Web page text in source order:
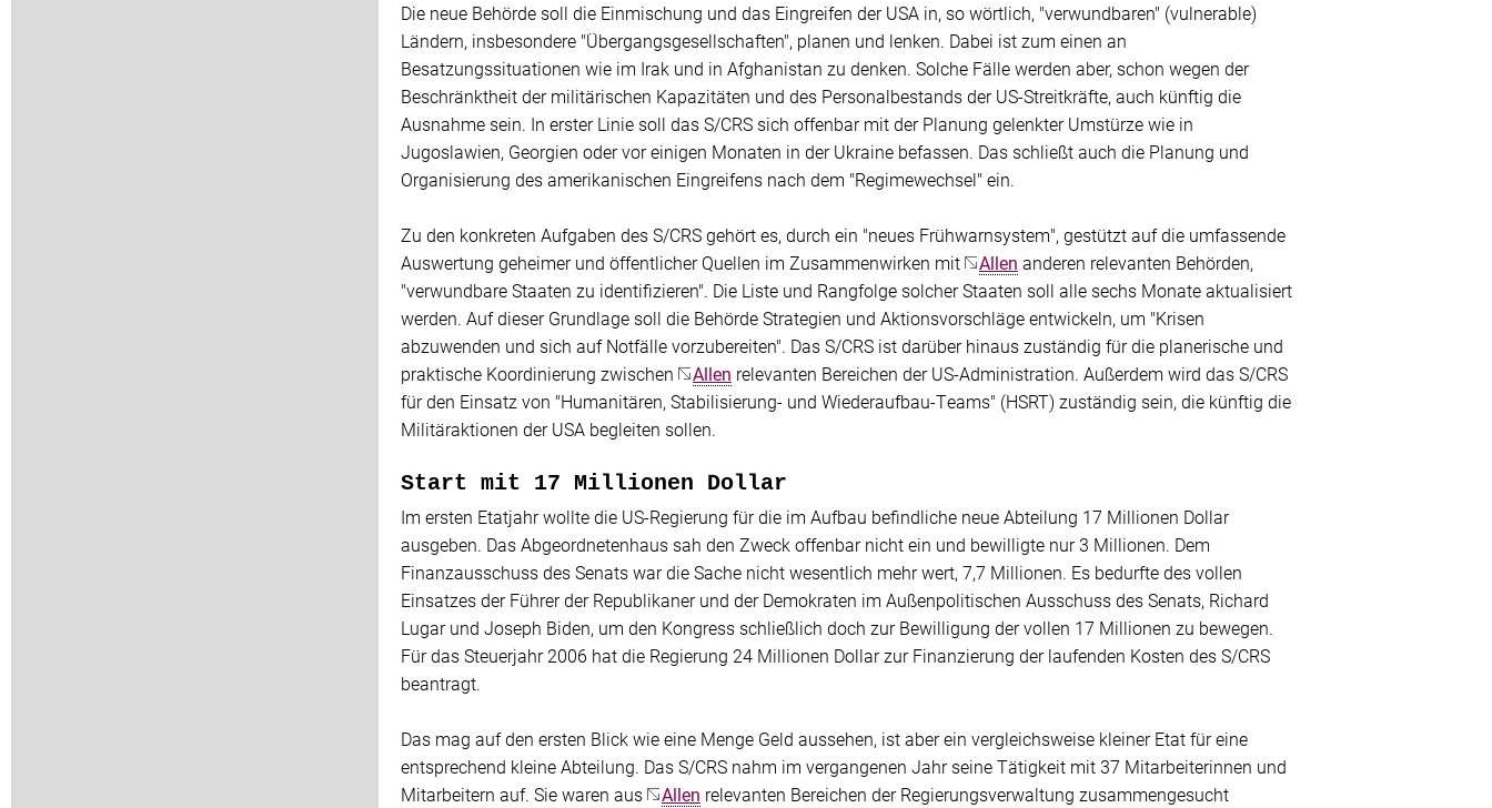
Die neue Behörde soll die Einmischung und das Eingreifen der USA in, so wörtlich, "verwundbaren" (vulnerable)
Ländern, insbesondere "Übergangsgesellschaften", planen und lenken. Dabei ist zum einen an
Besatzungssituationen wie im Irak und in Afghanistan zu denken. Solche Fälle werden aber, schon wegen der
Beschränktheit der militärischen Kapazitäten und des Personalbestands der US-Streitkräfte, auch künftig die
Ausnahme sein. In erster Linie soll das S/CRS sich offenbar mit der Planung gelenkter Umstürze wie in
Jugoslawien, Georgien oder vor einigen Monaten in der Ukraine befassen. Das schließt auch die Planung und
Organisierung des amerikanischen Eingreifens nach dem "Regimewechsel" ein.
Zu den konkreten Aufgaben des S/CRS gehört es, durch ein "neues Frühwarnsystem", gestützt auf die umfassende
Auswertung geheimer und öffentlicher Quellen im Zusammenwirken mit
Allen anderen relevanten Behörden,
"verwundbare Staaten zu identifizieren". Die Liste und Rangfolge solcher Staaten soll alle sechs Monate aktualisiert
werden. Auf dieser Grundlage soll die Behörde Strategien und Aktionsvorschläge entwickeln, um "Krisen
abzuwenden und sich auf Notfälle vorzubereiten". Das S/CRS ist darüber hinaus zuständig für die planerische und
praktische Koordinierung zwischen
Allen relevanten Bereichen der US-Administration. Außerdem wird das S/CRS
für den Einsatz von "Humanitären, Stabilisierung- und Wiederaufbau-Teams" (HSRT) zuständig sein, die künftig die
Militäraktionen der USA begleiten sollen.
Start mit 17 Millionen Dollar
Im ersten Etatjahr wollte die US-Regierung für die im Aufbau befindliche neue Abteilung 17 Millionen Dollar
ausgeben. Das Abgeordnetenhaus sah den Zweck offenbar nicht ein und bewilligte nur 3 Millionen. Dem
Finanzausschuss des Senats war die Sache nicht wesentlich mehr wert, 7,7 Millionen. Es bedurfte des vollen
Einsatzes der Führer der Republikaner und der Demokraten im Außenpolitischen Ausschuss des Senats, Richard
Lugar und Joseph Biden, um den Kongress schließlich doch zur Bewilligung der vollen 17 Millionen zu bewegen.
Für das Steuerjahr 2006 hat die Regierung 24 Millionen Dollar zur Finanzierung der laufenden Kosten des S/CRS
beantragt.
Das mag auf den ersten Blick wie eine Menge Geld aussehen, ist aber ein vergleichsweise kleiner Etat für eine
entsprechend kleine Abteilung. Das S/CRS nahm im vergangenen Jahr seine Tätigkeit mit 37 Mitarbeiterinnen und
Mitarbeitern auf. Sie waren aus
Allen relevanten Bereichen der Regierungsverwaltung zusammengesucht